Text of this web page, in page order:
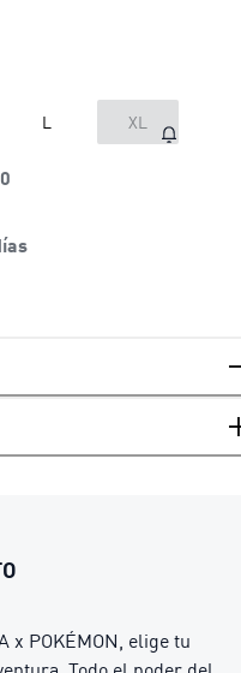
L XL
x POKÉMON, elige tu